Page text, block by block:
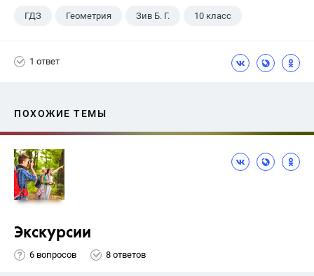
ГДЗ Геометрия Зив Б. Г. 10 класс
1 ответ
ПОХОЖИЕ ТЕМЫ
Экскурсии
6 вопросов 8 ответов